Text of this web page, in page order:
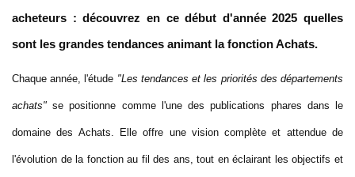
acheteurs : découvrez en ce début d'année 2025 quelles
sont les grandes tendances animant la fonction Achats.
Chaque année, l'étude "Les tendances et les priorités des départements
achats" se positionne comme l'une des publications phares dans le
domaine des Achats. Elle offre une vision complète et attendue de
l'évolution de la fonction au fil des ans, tout en éclairant les objectifs et